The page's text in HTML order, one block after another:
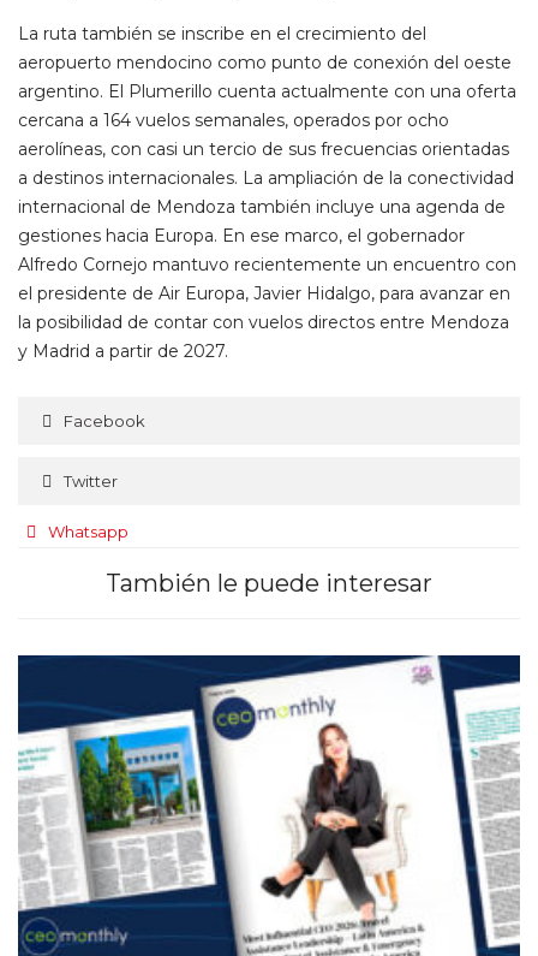
La ruta también se inscribe en el crecimiento del
aeropuerto mendocino como punto de conexión del oeste
argentino. El Plumerillo cuenta actualmente con una oferta
cercana a 164 vuelos semanales, operados por ocho
aerolíneas, con casi un tercio de sus frecuencias orientadas
a destinos internacionales. La ampliación de la conectividad
internacional de Mendoza también incluye una agenda de
gestiones hacia Europa. En ese marco, el gobernador
Alfredo Cornejo mantuvo recientemente un encuentro con
el presidente de Air Europa, Javier Hidalgo, para avanzar en
la posibilidad de contar con vuelos directos entre Mendoza
y Madrid a partir de 2027.
Facebook
Twitter
Whatsapp
También le puede interesar